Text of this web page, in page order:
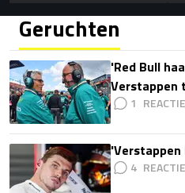
Geruchten
'Red Bull
Verstappen
1
4